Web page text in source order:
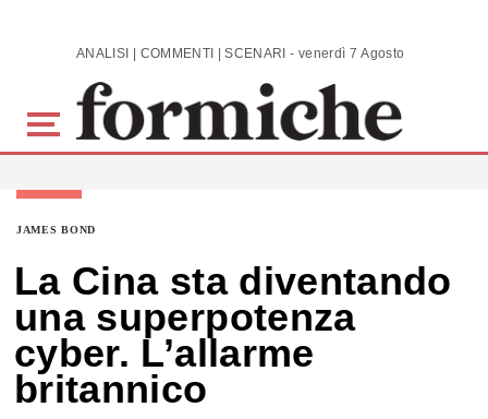
Skip to main content ANALISI | COMMENTI | SCENARI - venerdì 7 Agosto 2026
JAMES BOND
La Cina sta diventando
una superpotenza
cyber. L’allarme
britannico